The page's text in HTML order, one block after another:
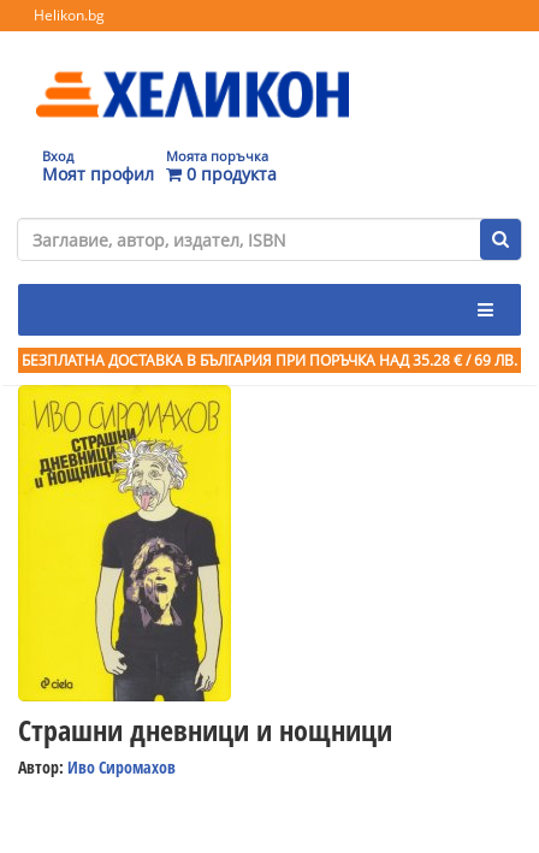
Helikon.bg
Вход
Моят профил
Моята поръчка
0 продукта
БЕЗПЛАТНА ДОСТАВКА В БЪЛГАРИЯ ПРИ ПОРЪЧКА НАД 35.28 € / 69 ЛВ.
Страшни дневници и нощници
Автор: Иво Сиромахов